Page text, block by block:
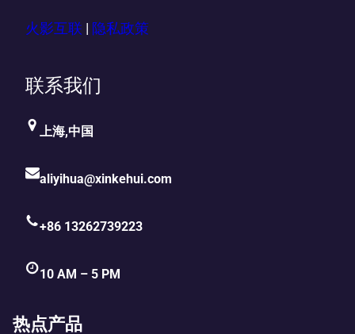
火影互联 隐私政策
联系我们
上海,中国
aliyihua@xinkehui.com
+86 13262739223
10 AM – 5 PM
热点产品